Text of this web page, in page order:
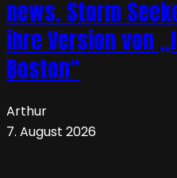
news. Storm
ihre Version von
Boston“
Arthur
7. August 2026